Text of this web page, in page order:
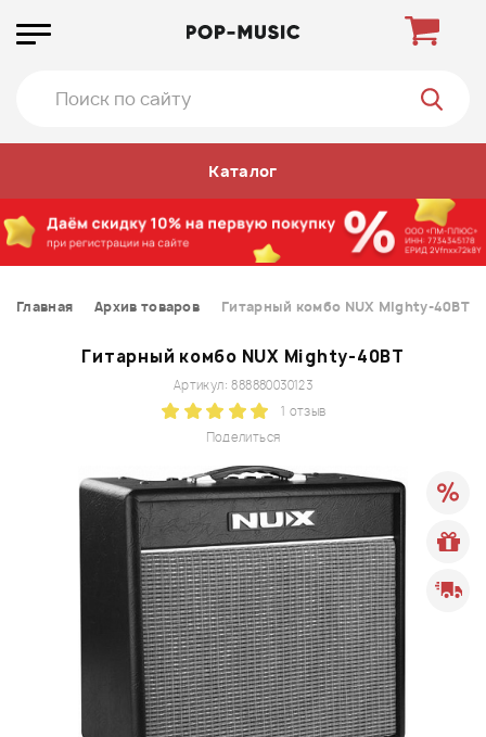
Каталог
Главная Архив товаров Гитарный комбо NUX Mighty-40BT
Гитарный комбо NUX Mighty-40BT
Поделиться
Артикул: 888880030123
1 отзыв